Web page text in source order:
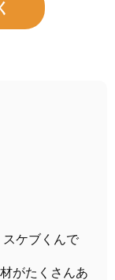
スケブくんで
がたくさんあ